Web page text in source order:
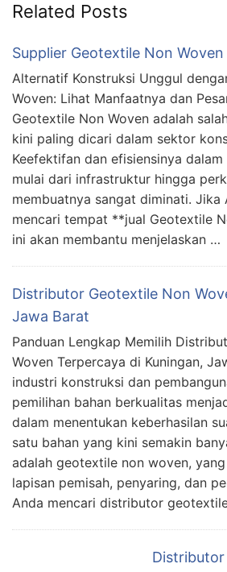
Related Posts
Supplier Geotextile Non Woven
Alternatif Konstruksi Unggul
Woven: Lihat Manfaatnya dan
Geotextile Non Woven adalah
kini paling dicari dalam sektor
Keefektifan dan efisiensinya
mulai dari infrastruktur hingga
membuatnya sangat diminati. Jika
mencari tempat **jual Geotextile
ini akan membantu menjelaskan …
Distributor Geotextile Non
Jawa Barat
Panduan Lengkap Memilih
Woven Terpercaya di Kuningan,
industri konstruksi dan
pemilihan bahan berkualitas
dalam menentukan keberhasilan
satu bahan yang kini semakin
adalah geotextile non woven,
lapisan pemisah, penyaring, dan
Anda mencari distributor